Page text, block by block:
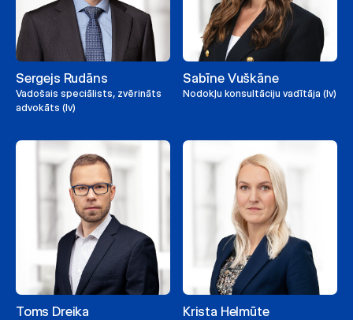
Sergejs Rudāns
Vadošais speciālists, zvērināts
advokāts (lv)
Sabīne Vuškāne
Nodokļu konsultāciju vadītāja (lv)
Toms Dreika Krista Helmūte